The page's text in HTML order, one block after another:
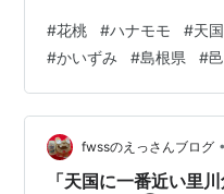
いるため、住民自ら『天
に‥。さらに集落には、
植えられ、‥その美しい
景を作り出し、より『天
えています」と‥。 ここ
「川角（かいずみ）」
#花桃 #ハナモモ #天
#かいずみ #島根県 #
fwssのえっさんブログ •
「天国に一番近い里